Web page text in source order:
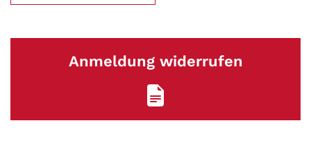
Anmeldung widerrufen